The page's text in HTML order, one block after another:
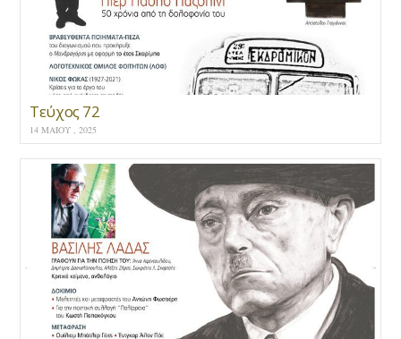
Τεύχος 72
14 ΜΑΪ́ΟΥ , 2025